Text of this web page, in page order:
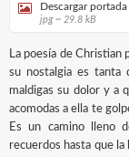
Descargar
jpg ~ 29.8 kB
La poesía de Christian
su nostalgia es tanta
maldigas su dolor y a
acomodas a ella te
Es un camino lleno
recuerdos hasta que